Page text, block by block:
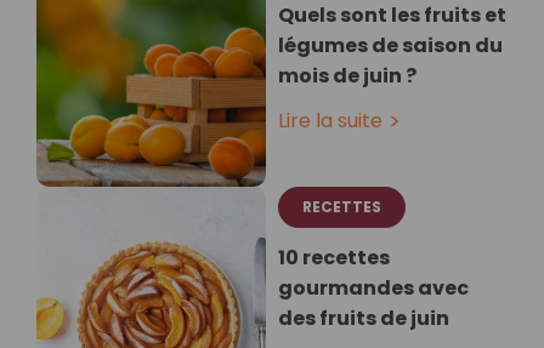
Quels sont les fruits et
légumes de saison du
mois de juin ?
Lire la suite
RECETTES
10 recettes
gourmandes avec
des fruits de juin